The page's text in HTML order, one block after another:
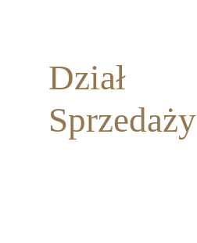
Dział
Sprzedaży